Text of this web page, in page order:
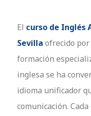
El curso de Inglés
Sevilla ofrecido
formación
inglesa se ha
idioma unificador
comunicación.